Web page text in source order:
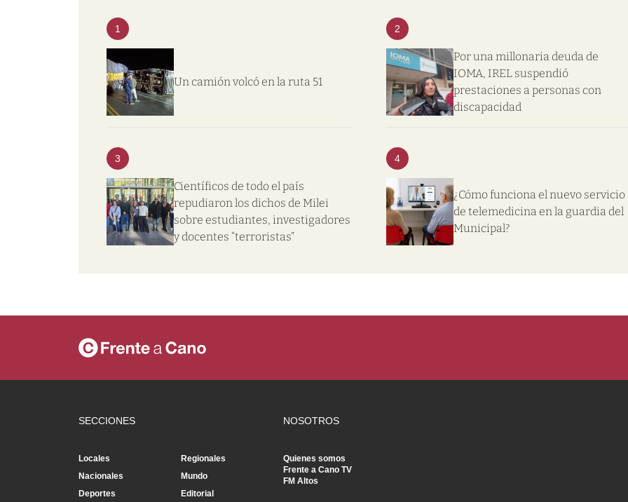
1
Un camión volcó en la ruta 51
2
Por una millonaria deuda de
IOMA, IREL suspendió
prestaciones a personas con
discapacidad
3
Científicos de todo el país
repudiaron los dichos de Milei
sobre estudiantes, investigadores
y docentes “terroristas”
4
¿Cómo funciona el nuevo servicio
de telemedicina en la guardia del
Municipal?
SECCIONES
Locales
Regionales
Nacionales
Mundo
Deportes
Editorial
NOSOTROS
Quienes somos
Frente a Cano TV
FM Altos